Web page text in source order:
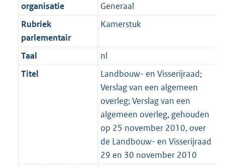
organisatie
Generaal
Rubriek
parlementair
Kamerstuk
Taal
nl
Titel
Landbouw- en Visserijraad;
Verslag van een algemeen
overleg; Verslag van een
algemeen overleg, gehouden
op 25 november 2010, over
de Landbouw- en Visserijraad
29 en 30 november 2010